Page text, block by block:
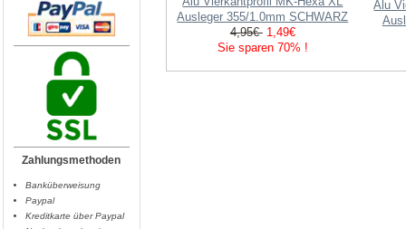
Zahlungsmethoden
Banküberweisung
Paypal
Kreditkarte über Paypal
Ausleger 355/1.0mm SCHWARZ
4,95€ 1,49€
Sie sparen 70% !
Alu